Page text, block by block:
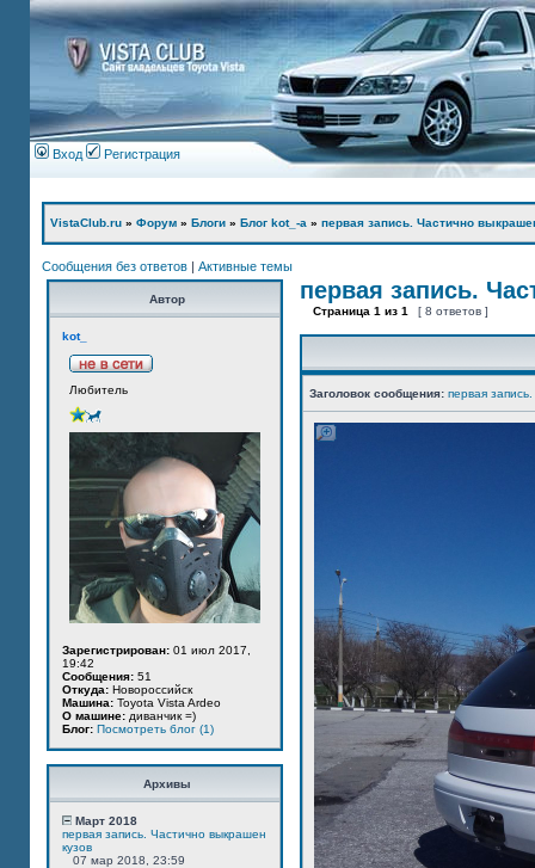
Вход Регистрация
VistaClub.ru » Форум » Блоги » Блог kot_-а » первая запись. Частично
Сообщения без ответов | Активные темы
Автор
kot_
Любитель
Зарегистрирован: 01 июл 2017,
19:42
Сообщения: 51
Откуда: Новороссийск
Машина: Toyota Vista Ardeo
О машине: диванчик =)
Блог: Посмотреть блог (1)
Архивы
Март 2018
первая запись. Частично выкрашен
кузов
07 мар 2018, 23:59
первая запись.
Страница 1 из 1 [ 8 ответов ]
Заголовок сообщения: первая